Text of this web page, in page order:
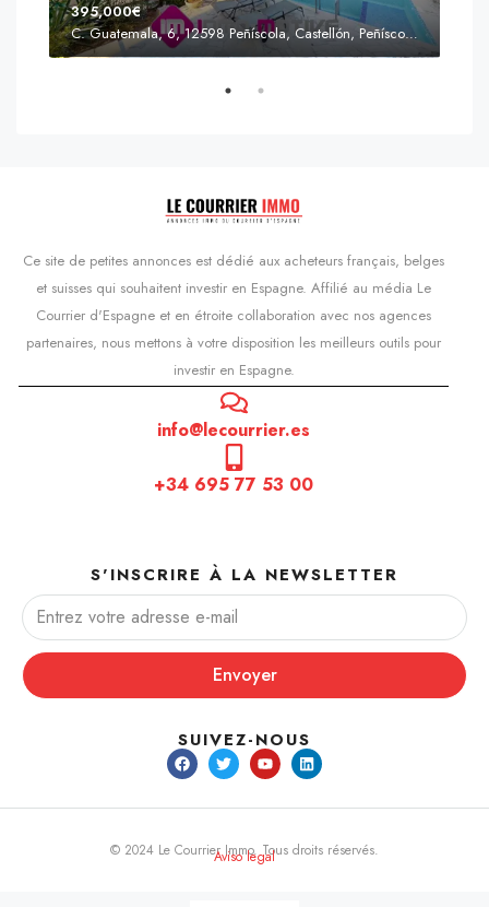
395,000€
C. Guatemala, 6, 12598 Peñíscola, Castellón, Peñíscola, Communauté valencienne
Ce site de petites annonces est dédié aux acheteurs français, belges
et suisses qui souhaitent investir en Espagne. Affilié au média Le
Courrier d'Espagne et en étroite collaboration avec nos agences
partenaires, nous mettons à votre disposition les meilleurs outils pour
investir en Espagne.
info@lecourrier.es
+34 695 77 53 00
S'INSCRIRE À LA NEWSLETTER
Envoyer
SUIVEZ-NOUS
© 2024 Le Courrier Immo. Tous droits réservés.
Aviso legal